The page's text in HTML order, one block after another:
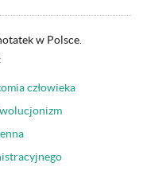
w Polsce.
człowieka